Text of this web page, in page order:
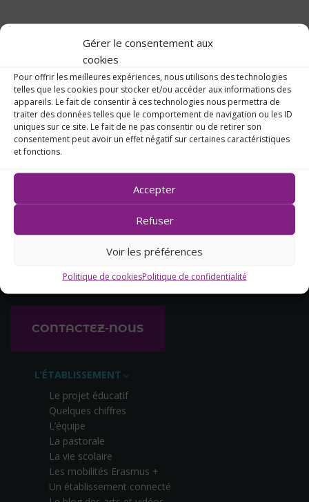
Gérer le consentement aux
cookies
Pour offrir les meilleures expériences, nous utilisons des technologies
telles que les cookies pour stocker et/ou accéder aux informations des
appareils. Le fait de consentir à ces technologies nous permettra de
traiter des données telles que le comportement de navigation ou les ID
uniques sur ce site. Le fait de ne pas consentir ou de retirer son
consentement peut avoir un effet négatif sur certaines caractéristiques
et fonctions.
Accepter
Refuser
Voir les préférences
Politique de cookiesPolitique de confidentialité
14, rue des Capucins
02 40 78 50 18
CONTACTEZ-NOUS
L’ÉTABLISSEMENT
Le projet éducatif
Quelques chiffres
L’équipe
La pastorale
La vie scolaire
Les mobilités Erasmus +
Un établissement connecté